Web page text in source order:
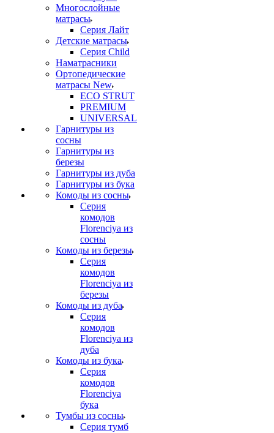
Многослойные
матрасы
Серия Лайт
Детские матрасы
Серия Child
Наматрасники
Ортопедические
матрасы New
ECO STRUT
PREMIUM
UNIVERSAL
Гарнитуры из
сосны
Гарнитуры из
березы
Гарнитуры из дуба
Гарнитуры из бука
Комоды из сосны
Серия
комодов
Florenciya из
сосны
Комоды из березы
Серия
комодов
Florenciya из
березы
Комоды из дуба
Серия
комодов
Florenciya из
дуба
Комоды из бука
Серия
комодов
Florenciya
бука
Тумбы из сосны
Серия тумб